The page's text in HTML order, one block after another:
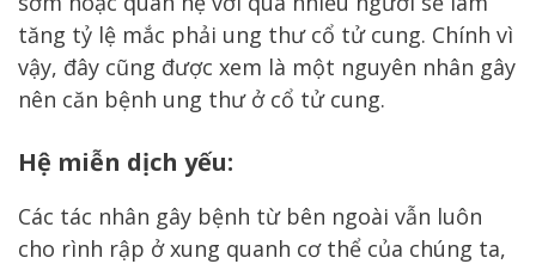
tăng tỷ lệ mắc phải ung thư cổ tử cung. Chính vì
vậy, đây cũng được xem là một nguyên nhân gây
nên căn bệnh ung thư ở cổ tử cung.
Hệ miễn dịch yếu:
Các tác nhân gây bệnh từ bên ngoài vẫn luôn
cho rình rập ở xung quanh cơ thể của chúng ta,